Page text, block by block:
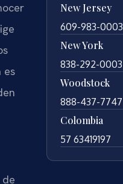
es
New Jersey
609-983-0003
New York
838-292-0003
Woodstock
888-437-7747
Colombia
57 63419197